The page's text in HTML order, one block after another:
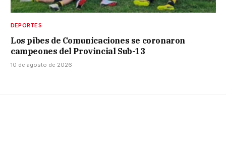
DEPORTES
Los pibes de Comunicaciones se coronaron
campeones del Provincial Sub-13
10 de agosto de 2026